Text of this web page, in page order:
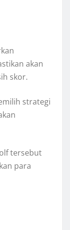
akan
skor.
strategi
tersebut
para